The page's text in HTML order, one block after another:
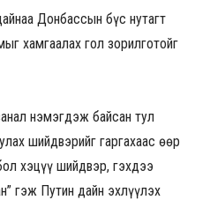
Донбассын бүс нутагт
хамгаалах гол зорилготойг
нэмэгдэж байсан тул
шийдвэрийг гаргахаас өөр
хэцүү шийдвэр, гэхдээ
гэж Путин дайн эхлүүлэх